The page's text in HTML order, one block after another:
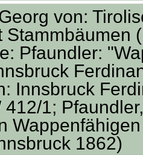
von:
Stammbäumen
Pfaundler:
Innsbruck
412/1;
1862)